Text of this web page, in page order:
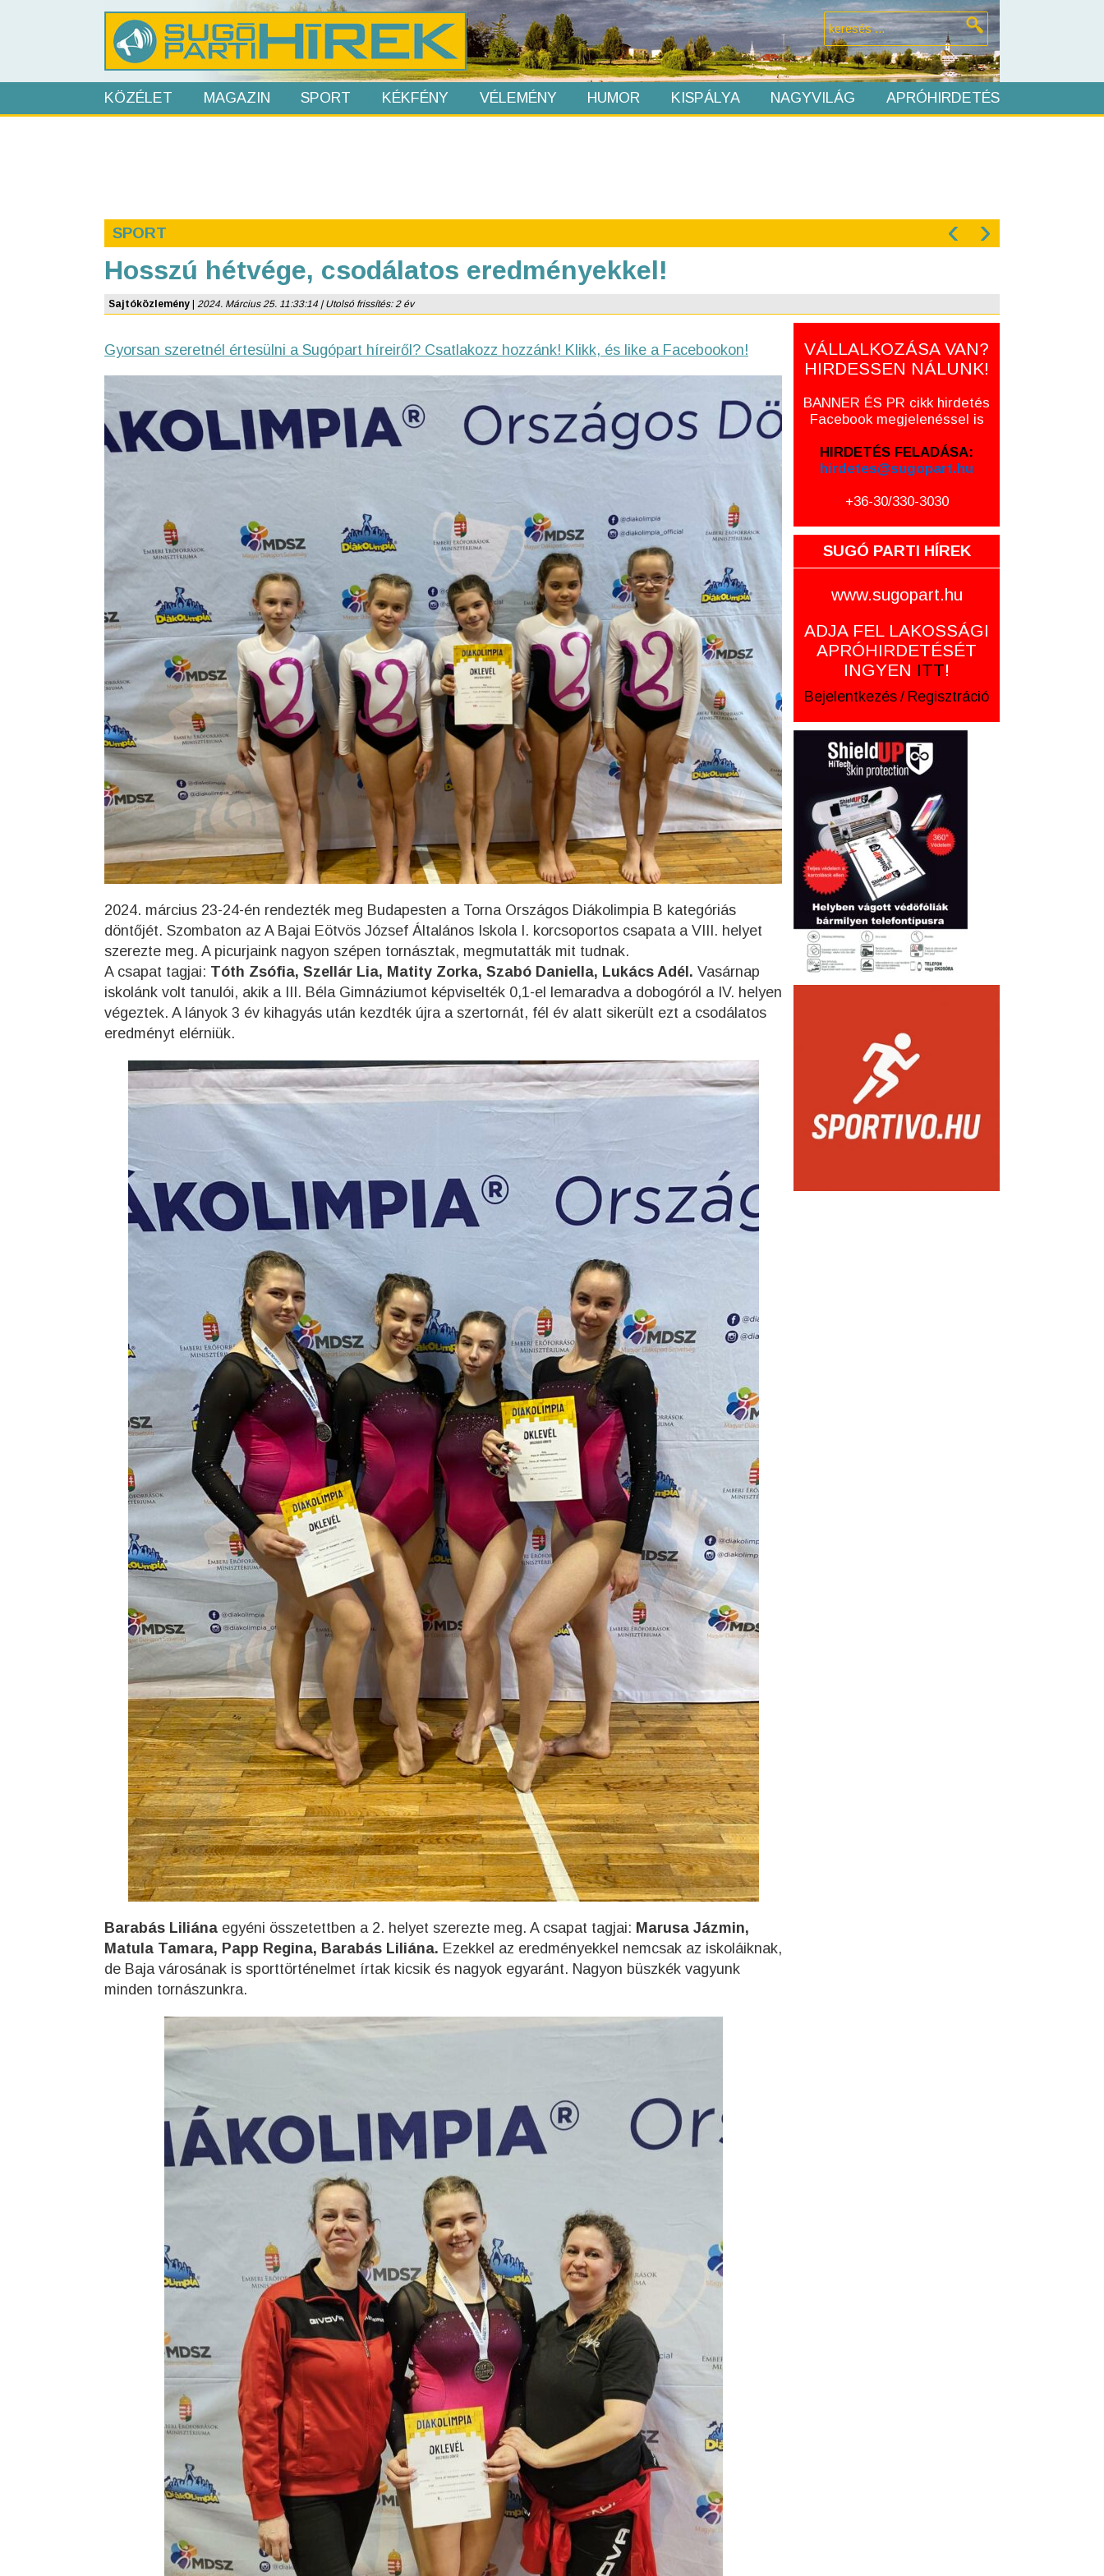
KÖZÉLET MAGAZIN SPORT KÉKFÉNY VÉLEMÉNY HUMOR KISPÁLYA NAGYVILÁG APRÓHIRDETÉS
SPORT ‹ ›
Hosszú hétvége, csodálatos eredményekkel!
Sajtóközlemény 2024. Március 25. 11:33:14 | Utolsó frissítés: 2 év
Gyorsan szeretnél értesülni a Sugópart híreiről? Csatlakozz hozzánk! Klikk, és like a Facebookon!
2024. március 23-24-én rendezték meg Budapesten a Torna Országos Diákolimpia B kategóriás
döntőjét. Szombaton az A Bajai Eötvös József Általános Iskola I. korcsoportos csapata a VIII. helyet
szerezte meg. A picurjaink nagyon szépen tornásztak, megmutatták mit tudnak.
A csapat tagjai: Tóth Zsófia, Szellár Lia, Matity Zorka, Szabó Daniella, Lukács Adél. Vasárnap
iskolánk volt tanulói, akik a III. Béla Gimnáziumot képviselték 0,1-el lemaradva a dobogóról a IV. helyen
végeztek. A lányok 3 év kihagyás után kezdték újra a szertornát, fél év alatt sikerült ezt a csodálatos
eredményt elérniük.
Barabás Liliána egyéni összetettben a 2. helyet szerezte meg. A csapat tagjai: Marusa Jázmin,
Matula Tamara, Papp Regina, Barabás Liliána. Ezekkel az eredményekkel nemcsak az iskoláiknak,
de Baja városának is sporttörténelmet írtak kicsik és nagyok egyaránt. Nagyon büszkék vagyunk
minden tornászunkra.
VÁLLALKOZÁSA VAN?
HIRDESSEN NÁLUNK!
BANNER ÉS PR cikk hirdetés
Facebook megjelenéssel is
HIRDETÉS FELADÁSA:
hirdetes@sugopart.hu
+36-30/330-3030
SUGÓ PARTI HÍREK
www.sugopart.hu
ADJA FEL LAKOSSÁGI
APRÓHIRDETÉSÉT
INGYEN ITT!
Bejelentkezés / Regisztráció